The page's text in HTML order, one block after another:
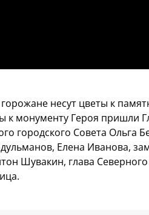
несут цветы к
к монументу Героя пришли
городского Совета Ольга
Елена Иванова,
Шувакин, глава Северного